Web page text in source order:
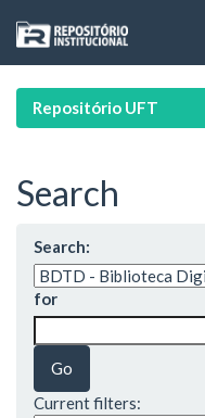
navigation
Repositório UFT
Search
Search:
for
Current filters: